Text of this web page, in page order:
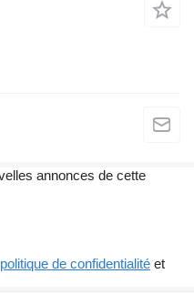
annonces de cette
politique de confidentialité et